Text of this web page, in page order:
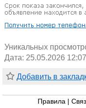
Уникальных
Дата: 25.05.2026 12:07
Добавить в
Правила